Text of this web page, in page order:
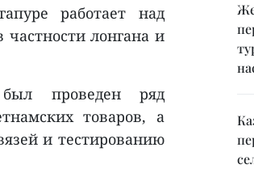
работает над
лонгана и
был проведен ряд
товаров, а
и тестированию